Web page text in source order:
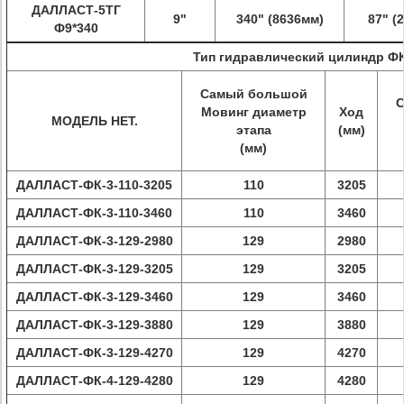
ДАЛЛАСТ-5ТГ
Ф9*340
9" 340" (8636мм) 87"
Тип гидравлический цилиндр
МОДЕЛЬ НЕТ.
Самый большой
Мовинг диаметр
этапа
(мм)
Ход
(мм)
ДАЛЛАСТ-ФК-3-110-3205 110
3205
ДАЛЛАСТ-ФК-3-110-3460
110
3460
ДАЛЛАСТ-ФК-3-129-2980
129
2980
ДАЛЛАСТ-ФК-3-129-3205
129
3205
ДАЛЛАСТ-ФК-3-129-3460
129
3460
ДАЛЛАСТ-ФК-3-129-3880
129
3880
ДАЛЛАСТ-ФК-3-129-4270
129
4270
ДАЛЛАСТ-ФК-4-129-4280
129
4280